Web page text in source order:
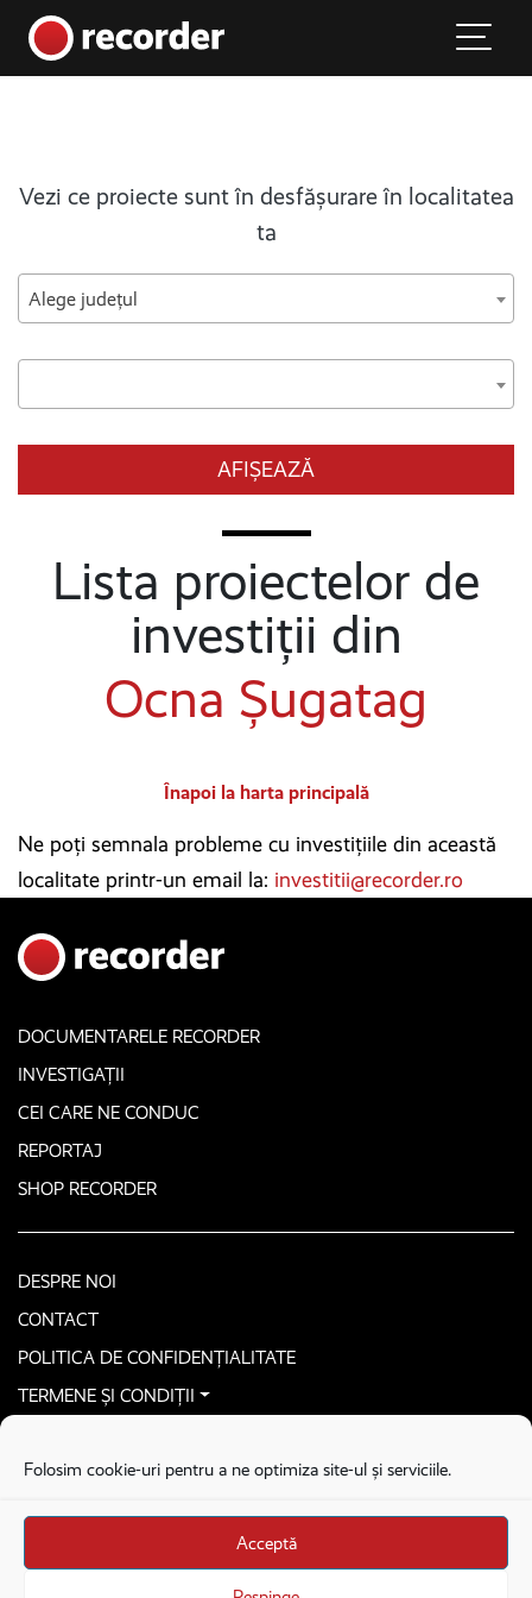
Folosim cookie-uri pentru a ne optimiza site-ul și serviciile.
Acceptă
Main Navigation
Vezi ce proiecte sunt în desfășurare în localitatea
ta
Alege județul
AFIȘEAZĂ
Lista proiectelor de
investiții din
Ocna Șugatag
Înapoi la harta principală
Ne poți semnala probleme cu investițiile din această
localitate printr-un email la: investitii@recorder.ro
DOCUMENTARELE RECORDER
INVESTIGAȚII
CEI CARE NE CONDUC
REPORTAJ
SHOP RECORDER
DESPRE NOI
CONTACT
POLITICA DE CONFIDENȚIALITATE
TERMENE ȘI CONDIȚII
Stega creative
Brandul Recorder e operat de Asociația Recorder Community, sub licența SC